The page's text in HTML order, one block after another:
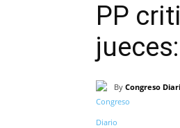
PP
By Congreso